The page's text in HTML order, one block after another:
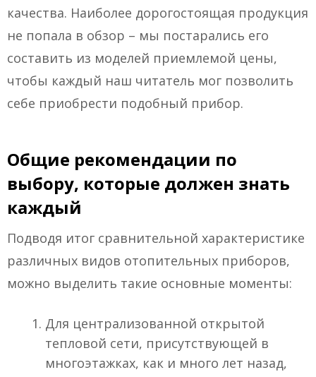
качества. Наиболее дорогостоящая продукция
не попала в обзор – мы постарались его
составить из моделей приемлемой цены,
чтобы каждый наш читатель мог позволить
себе приобрести подобный прибор.
Общие рекомендации по
выбору, которые должен знать
каждый
Подводя итог сравнительной характеристике
различных видов отопительных приборов,
можно выделить такие основные моменты:
Для централизованной открытой
тепловой сети, присутствующей в
многоэтажках, как и много лет назад,